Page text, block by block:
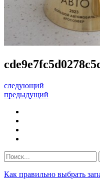
следующий
предыдущий
Как правильно выбрать